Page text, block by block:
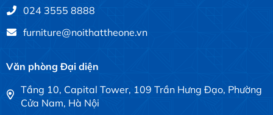
024 3555 8888
furniture@noithattheone.vn
Văn phòng Đại diện
Tầng 10, Capital Tower, 109 Trần Hưng Đạo, Phường
Cửa Nam, Hà Nội